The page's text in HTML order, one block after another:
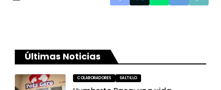
Últimas Noticias
COLABORADORES SALTILLO